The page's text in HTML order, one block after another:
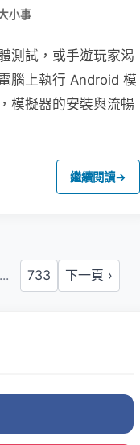
小事
測試，或手遊玩家渴
腦上執行 Android 模
模擬器的安裝與流暢
繼續閱讀→
... 733 下一頁 ›